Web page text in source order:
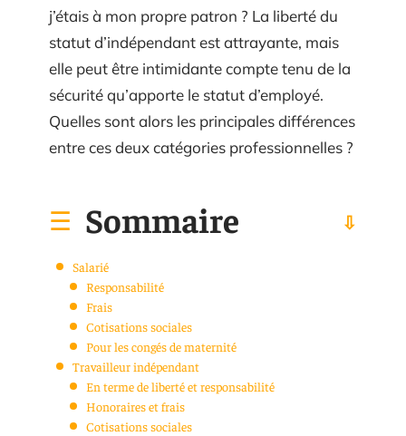
j’étais à mon propre patron ? La liberté du
statut d’indépendant est attrayante, mais
elle peut être intimidante compte tenu de la
sécurité qu’apporte le statut d’employé.
Quelles sont alors les principales différences
entre ces deux catégories professionnelles ?
Sommaire
Salarié
Responsabilité
Frais
Cotisations sociales
Pour les congés de maternité
Travailleur indépendant
En terme de liberté et responsabilité
Honoraires et frais
Cotisations sociales